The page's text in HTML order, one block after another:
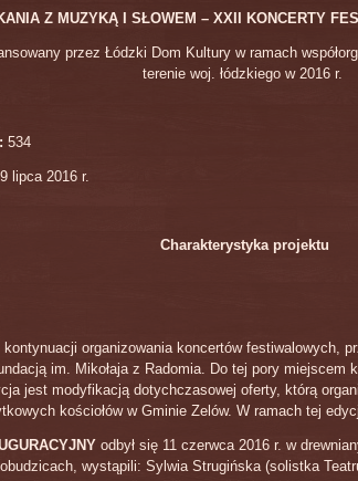
Z MUZYKĄ I SŁOWEM – XXII KONCERTY
przez Łódzki Dom Kultury w ramach
terenie woj. łódzkiego w 2016 r.
534
lipca 2016 r.
Charakterystyka projektu
organizowania koncertów festiwalowych,
im. Mikołaja z Radomia. Do tej pory miejscem
jest modyfikacją dotychczasowej oferty, którą
kościołów w Gminie Zelów. W ramach tej
odbył się 11 czerwca 2016 r. w
wystąpili: Sylwia Strugińska (solistka